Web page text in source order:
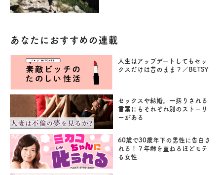
あなたにおすすめの連載
人生はアップデートしてもセッ
クスだけは昔のまま？／BETSY
セックスや結婚。一括りされる
言葉にもそれぞれ別のストーリ
ーがある
60歳で30歳年下の男性に告白さ
れる！？年齢を重ねるほどモテ
る女性